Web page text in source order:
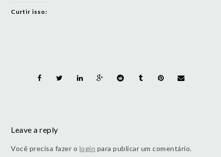
Curtir isso:
Leave a reply
Você precisa fazer o login para publicar um comentário.